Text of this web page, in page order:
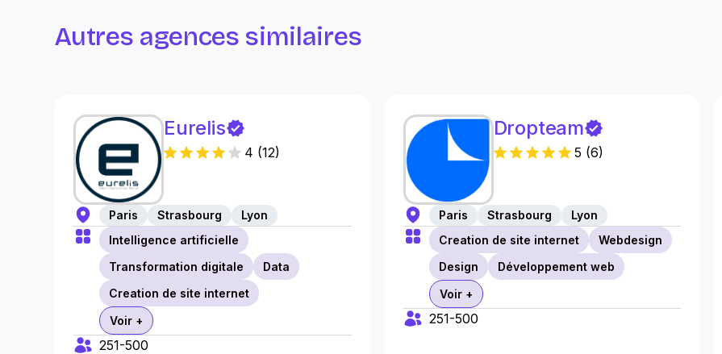
Autres agences similaires
Eurelis
4 (12)
Paris Strasbourg
Lyon
Intelligence artificielle
Transformation digitale
Data
Creation de site internet
Voir +
251-500
Dropteam
5 (6)
Paris Strasbourg
Lyon
Creation de site internet
Webdesign
Design
Développement web
Voir +
251-500